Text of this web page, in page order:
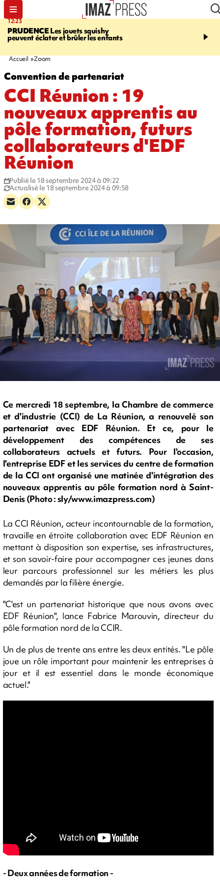
12:23
PRUDENCELes jouets squishy
peuvent éclater et brûler les enfants
12:03
commerciales - 160
Accueil Zoom
Convention de partenariat
CCI Réunion : 19
nouveaux apprentis au
pôle formation, futurs
collaborateurs d'EDF
Réunion
Publié le 18 septembre 2024 à 09:22
Actualisé le 18 septembre 2024 à 09:58
Ce mercredi 18 septembre, la Chambre de commerce
et d'industrie (CCI) de La Réunion, a renouvelé son
partenariat avec EDF Réunion. Et ce, pour le
développement des compétences de ses
collaborateurs actuels et futurs. Pour l'occasion,
l'entreprise EDF et les services du centre de formation
de la CCI ont organisé une matinée d'intégration des
nouveaux apprentis au pôle formation nord à Saint-
Denis (Photo : sly/www.imazpress.com)
La CCI Réunion, acteur incontournable de la formation,
travaille en étroite collaboration avec EDF Réunion en
mettant à disposition son expertise, ses infrastructures,
et son savoir-faire pour accompagner ces jeunes dans
leur parcours professionnel sur les métiers les plus
demandés par la filière énergie.
"C'est un partenariat historique que nous avons avec
EDF Réunion", lance Fabrice Marouvin, directeur du
pôle formation nord de la CCIR.
Un de plus de trente ans entre les deux entités. "Le pôle
joue un rôle important pour maintenir les entreprises à
jour et il est essentiel dans le monde économique
actuel."
- Deux années de formation -